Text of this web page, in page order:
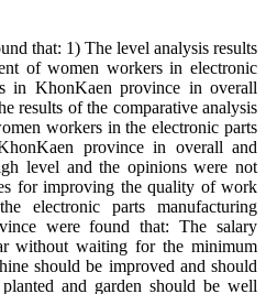
that: 1) The level analysis results
of women workers in electronic
in KhonKaen province in overall
results of the comparative analysis
workers in the electronic parts
province in overall and
level and the opinions were not
for improving the quality of work
electronic parts manufacturing
were found that: The salary
without waiting for the minimum
should be improved and should
and garden should be well